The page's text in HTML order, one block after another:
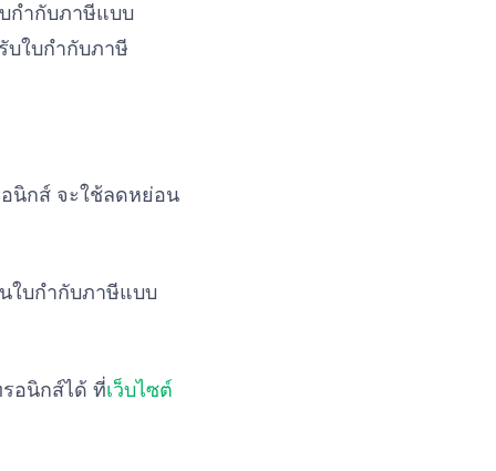
กำกับภาษีแบบ
บใบกำกับภาษี
อนิกส์ จะใช้ลดหย่อน
ใบกำกับภาษีแบบ
อนิกส์ได้ ที่เว็บไซต์